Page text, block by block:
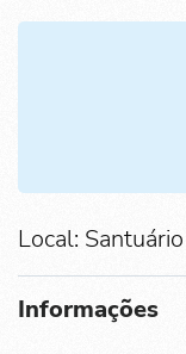
Local:
Informações